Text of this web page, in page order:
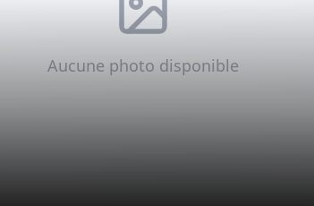
Aucune photo disponible